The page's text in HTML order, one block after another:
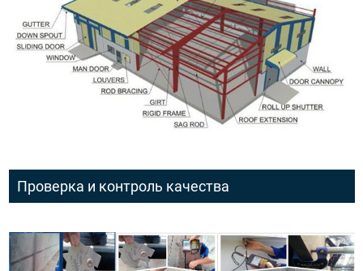
Проверка и контроль качества